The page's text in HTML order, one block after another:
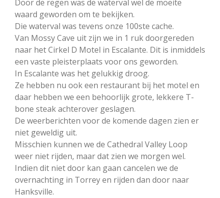
Door de regen was de waterval wel de moeite
waard geworden om te bekijken.
Die waterval was tevens onze 100ste cache.
Van Mossy Cave uit zijn we in 1 ruk doorgereden
naar het Cirkel D Motel in Escalante. Dit is inmiddels
een vaste pleisterplaats voor ons geworden.
In Escalante was het gelukkig droog.
Ze hebben nu ook een restaurant bij het motel en
daar hebben we een behoorlijk grote, lekkere T-
bone steak achterover geslagen.
De weerberichten voor de komende dagen zien er
niet geweldig uit.
Misschien kunnen we de Cathedral Valley Loop
weer niet rijden, maar dat zien we morgen wel.
Indien dit niet door kan gaan cancelen we de
overnachting in Torrey en rijden dan door naar
Hanksville.